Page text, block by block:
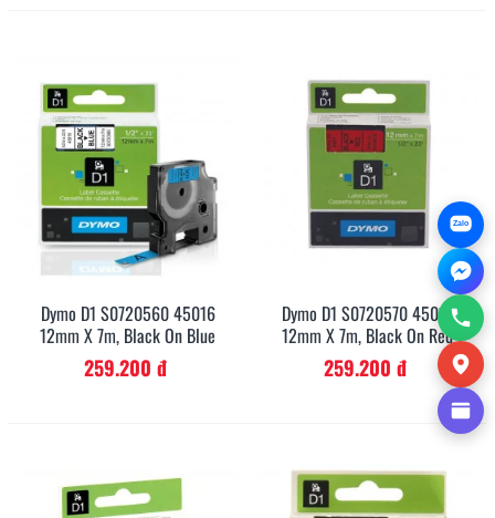
Dymo D1 S0720560 45016
12mm X 7m, Black On Blue
259.200 đ
Dymo D1 S0720570 45017
12mm X 7m, Black On Red
259.200 đ
Zalo